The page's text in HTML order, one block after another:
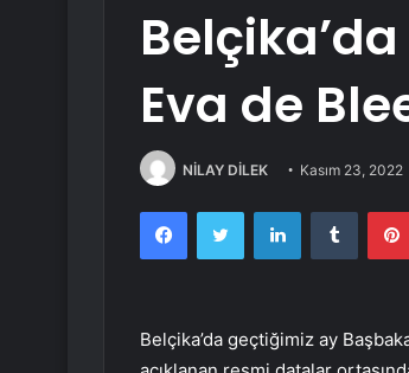
Eva de
NİLAY DİLEK Kasım 23, 2022
FacebookTwitter LinkedInTumblr
Belçika’da geçtiğimiz ay